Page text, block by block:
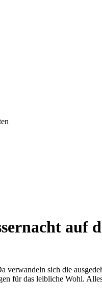
auf
verwandeln sich die
für das leibliche Wohl.